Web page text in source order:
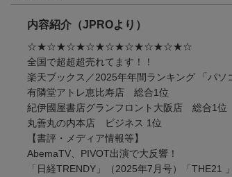
内容紹介（JPROより）
☆★☆★☆★☆★☆★☆★☆★☆★☆
全国で超超超売れてます！！
楽天ブックス／2025年年間ランキング 「パソ
有隣堂アトレ恵比寿店 総合1位
紀伊國屋書店グランフロント大阪店 総合1位
丸善丸の内本店 ビジネス 1位
【書評・メディア情報等】
AbemaTV、PIVOT出演で大反響！
「日経TRENDY」（2025年7月号）「THE21